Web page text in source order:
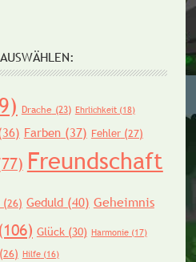
Drache (23) Ehrlichkeit(18)
Farben(37) Fehler(27)
Freundschaft
(26) Geduld(40) Geheimnis
Glück(30) Harmonie(17)
Hilfe(16)